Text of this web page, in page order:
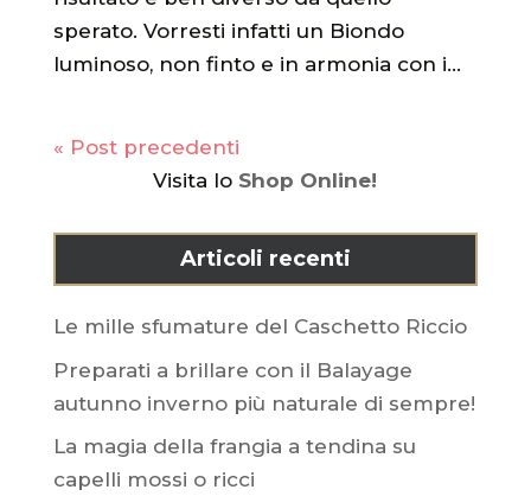
sperato. Vorresti infatti un Biondo
luminoso, non finto e in armonia con i...
« Post precedenti
Visita lo Shop Online!
Articoli recenti
Le mille sfumature del Caschetto Riccio
Preparati a brillare con il Balayage
autunno inverno più naturale di sempre!
La magia della frangia a tendina su
capelli mossi o ricci